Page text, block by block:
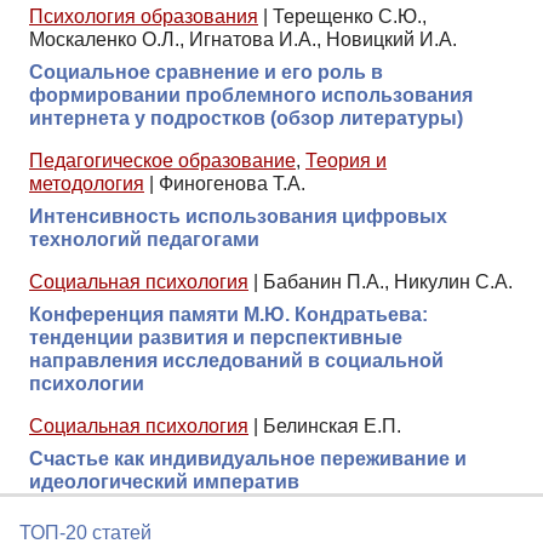
Психология образования
Терещенко С.Ю.,
Москаленко О.Л., Игнатова И.А., Новицкий И.А.
Социальное сравнение и его роль в
формировании проблемного использования
интернета у подростков (обзор литературы)
Педагогическое образование, Теория и
методология
Финогенова Т.А.
Интенсивность использования цифровых
технологий педагогами
Социальная психология
Бабанин П.А., Никулин С.А.
Конференция памяти М.Ю. Кондратьева:
тенденции развития и перспективные
направления исследований в социальной
психологии
Социальная психология
Белинская Е.П.
Счастье как индивидуальное переживание и
идеологический императив
ТОП-20 статей